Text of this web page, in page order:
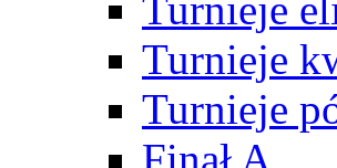
Turnieje
Turnieje
Finał A